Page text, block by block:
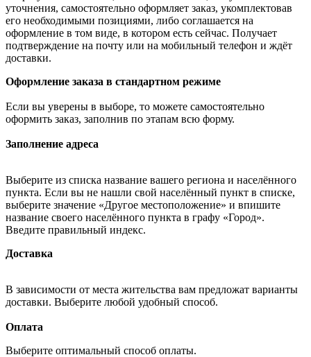
уточнения, самостоятельно оформляет заказ, укомплектовав
его необходимыми позициями, либо соглашается на
оформление в том виде, в котором есть сейчас. Получает
подтверждение на почту или на мобильный телефон и ждёт
доставки.
Оформление заказа в стандартном режиме
Если вы уверены в выборе, то можете самостоятельно
оформить заказ, заполнив по этапам всю форму.
Заполнение адреса
Выберите из списка название вашего региона и населённого
пункта. Если вы не нашли свой населённый пункт в списке,
выберите значение «Другое местоположение» и впишите
название своего населённого пункта в графу «Город».
Введите правильный индекс.
Доставка
В зависимости от места жительства вам предложат варианты
доставки. Выберите любой удобный способ.
Оплата
Выберите оптимальный способ оплаты.